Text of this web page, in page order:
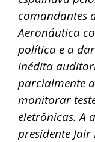
comandantes
Aeronáutica
política e a
inédita
parcialmente
monitorar
eletrônicas. A
presidente Jair